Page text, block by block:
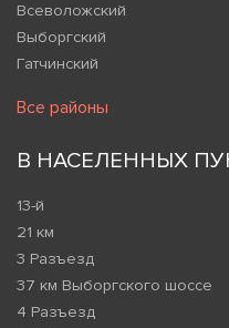
Всеволожский
Выборгский
Гатчинский
Все районы
В НАСЕЛЕННЫХ
13-й
21 км
3 Разъезд
37 км Выборгского шоссе
4 Разъезд